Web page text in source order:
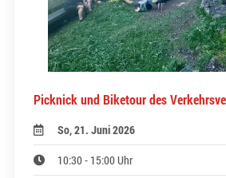
Picknick und Biketour des
So, 21. Juni 2026
10:30 - 15:00 Uhr